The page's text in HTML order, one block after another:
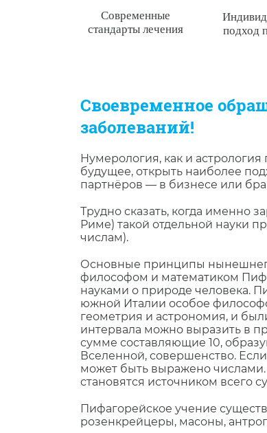
Современные
стандарты лечения
подход
Своевременное
заболеваний!
Нумерология, как и
будущее, открыть наиболее
партнëров — в бизнесе или
Трудно сказать, когда именно
Риме) такой отдельной науки
числам).
Основные принципы
философом и математиком
науками о природе человека.
южной Италии особое
геометрия и астрономия, и
интервала можно выразить в
сумме составляющие 10,
Вселенной, совершенство.
может быть выражено
становятся источником всего
Пифагорейское учение
розенкрейцеры, масоны,